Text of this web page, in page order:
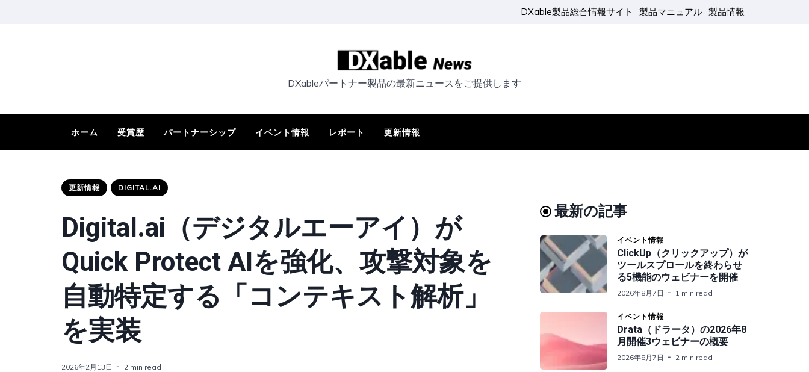
DXable製品総合情報サイト 製品マニュアル 製品情報
DXableパートナー製品の最新ニュースをご提供します
ホーム 受賞歴 パートナーシップ イベント情報 レポート 更新情報
更新情報 DIGITAL.AI
Digital.ai（デジタルエーアイ）が
Quick Protect AIを強化、攻撃対象を
自動特定する「コンテキスト解析」
を実装
2026年2月13日 2 min read
最新の記事
イベント情報
ClickUp（クリックアップ）が
ツールスプロールを終わらせ
る5機能のウェビナーを開催
2026年8月7日 1 min read
イベント情報
Drata（ドラータ）の2026年8
月開催3ウェビナーの概要
2026年8月7日 2 min read